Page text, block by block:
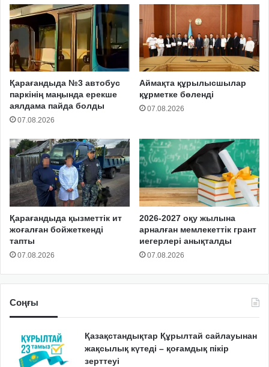
Қарағандыда №3 автобус
паркінің маңында ерекше
аялдама пайда болды
07.08.2026
Аймақта құрылысшылар
құрметке бөленді
07.08.2026
Қарағандыда қызметтік ит
жоғалған бойжеткенді
тапты
07.08.2026
2026-2027 оқу жылына
арналған мемлекеттік грант
иегерлері анықталды
07.08.2026
Соңғы
Қазақстандықтар Құрылтай сайлауынан
жақсылық күтеді – қоғамдық пікір
зерттеуі